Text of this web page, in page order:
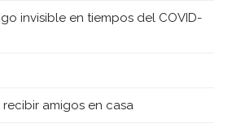
invisible en tiempos del COVID-
amigos en casa